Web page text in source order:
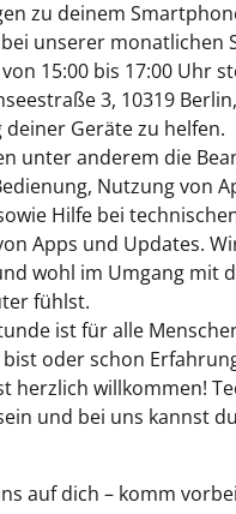
zu deinem
unserer monatlichen
15:00 bis 17:00 Uhr
3, 10319
Geräte zu helfen.
unter anderem die
Nutzung von
Hilfe bei
Apps und Updates.
wohl im Umgang mit
fühlst.
ist für alle
oder schon
herzlich willkommen!
und bei uns kannst
auf dich – komm vorbei